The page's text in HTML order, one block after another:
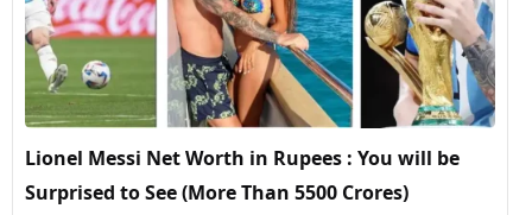
Lionel Messi Net Worth in Rupees : You will be
Surprised to See (More Than 5500 Crores)